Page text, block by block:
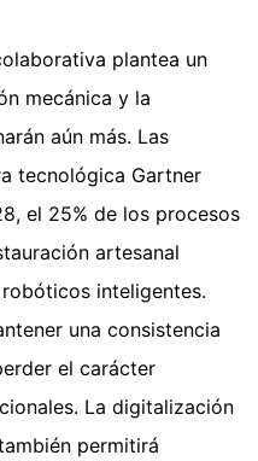
plantea un
mecánica y la
aún más. Las
tecnológica Gartner
el 25% de los procesos
artesanal
inteligentes.
una consistencia
el carácter
La digitalización
permitirá